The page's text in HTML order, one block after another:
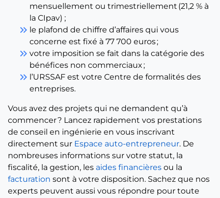
mensuellement ou trimestriellement (21,2 % à
la CIpav) ;
keyboard_double_arrow_right le plafond de chiffre d’affaires qui vous
concerne est fixé à 77 700 euros ;
keyboard_double_arrow_right votre imposition se fait dans la catégorie des
bénéfices non commerciaux ;
keyboard_double_arrow_right l’URSSAF est votre Centre de formalités des
entreprises.
Vous avez des projets qui ne demandent qu’à
commencer ? Lancez rapidement vos prestations
de conseil en ingénierie en vous inscrivant
directement sur Espace auto-entrepreneur. De
nombreuses informations sur votre statut, la
fiscalité, la gestion, les aides financières ou la
facturation sont à votre disposition. Sachez que nos
experts peuvent aussi vous répondre pour toute